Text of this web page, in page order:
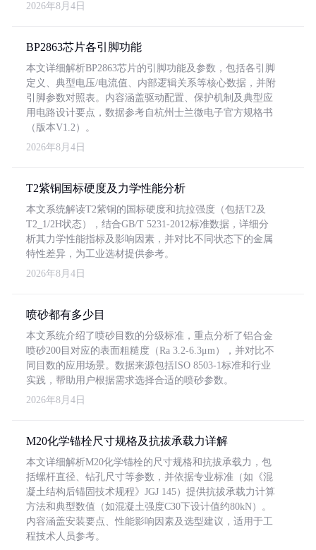
2026年8月4日
BP2863芯片各引脚功能
本文详细解析BP2863芯片的引脚功能及参数，包括各引脚
定义、典型电压/电流值、内部逻辑关系等核心数据，并附
引脚参数对照表。内容涵盖驱动配置、保护机制及典型应
用电路设计要点，数据参考自杭州士兰微电子官方规格书
（版本V1.2）。
2026年8月4日
T2紫铜国标硬度及力学性能分析
本文系统解读T2紫铜的国标硬度和抗拉强度（包括T2及
T2_1/2H状态），结合GB/T 5231-2012标准数据，详细分
析其力学性能指标及影响因素，并对比不同状态下的金属
特性差异，为工业选材提供参考。
2026年8月4日
喷砂都有多少目
本文系统介绍了喷砂目数的分级标准，重点分析了铝合金
喷砂200目对应的表面粗糙度（Ra 3.2-6.3μm），并对比不
同目数的应用场景。数据来源包括ISO 8503-1标准和行业
实践，帮助用户根据需求选择合适的喷砂参数。
2026年8月4日
M20化学锚栓尺寸规格及抗拔承载力详解
本文详细解析M20化学锚栓的尺寸规格和抗拔承载力，包
括螺杆直径、钻孔尺寸等参数，并依据专业标准（如《混
凝土结构后锚固技术规程》JGJ 145）提供抗拔承载力计算
方法和典型数值（如混凝土强度C30下设计值约80kN）。
内容涵盖安装要点、性能影响因素及选型建议，适用于工
程技术人员参考。